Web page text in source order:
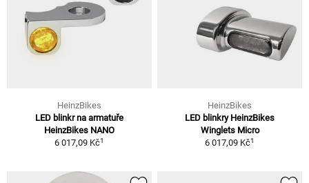
HeinzBikes
LED blinkr na armatuře
HeinzBikes NANO
6 017,09 Kč1
HeinzBikes
LED blinkry HeinzBikes
Winglets Micro
6 017,09 Kč1